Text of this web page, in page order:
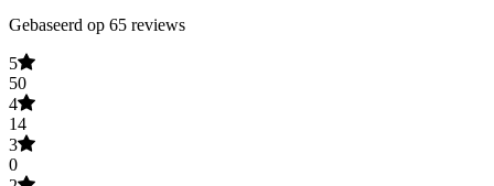
Gebaseerd op 65 reviews
5
50
4
14
3
0